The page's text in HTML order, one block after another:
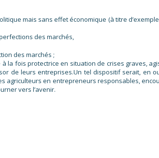
mais sans effet économique (à titre
des marchés,
des marchés ;
la fois protectrice en situation de crises graves,
de leurs entreprises.Un tel dispositif serait, en
agriculteurs en entrepreneurs responsables,
vers l’avenir.